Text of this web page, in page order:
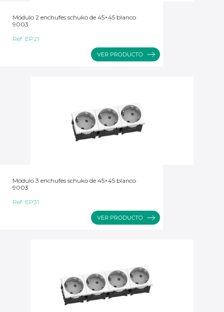
Módulo 2 enchufes schuko de 45×45 blanco
9003
Ref: EP21
Módulo 3 enchufes schuko de 45×45 blanco
9003
Ref: EP31